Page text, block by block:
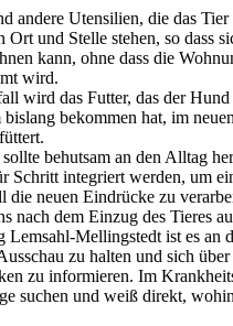
andere Utensilien, die das
Ort und Stelle stehen, so dass
kann, ohne dass die
wird.
wird das Futter, das der
bislang bekommen hat, im
behutsam an den Alltag
Schritt integriert werden, um
die neuen Eindrücke zu
nach dem Einzug des Tieres
Lemsahl-Mellingstedt ist es an
zu halten und sich über
zu informieren. Im
suchen und weiß direkt,